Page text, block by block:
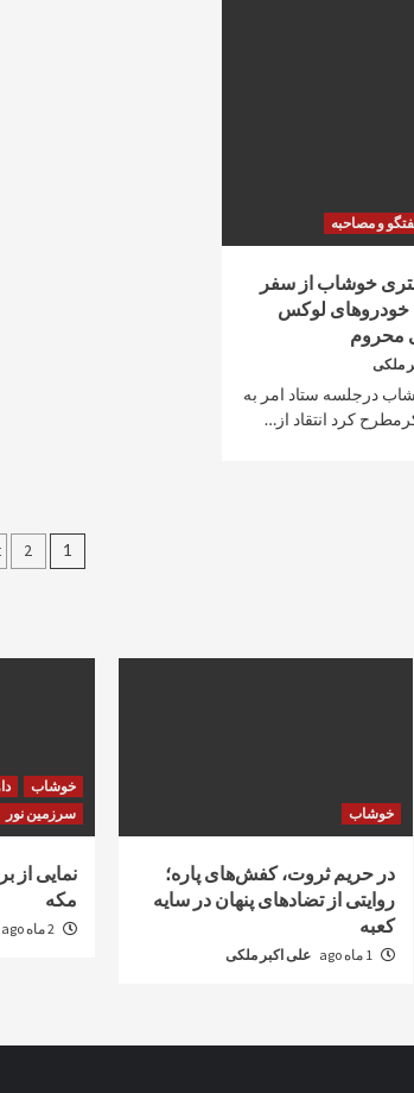
و مصاحبه
خوشاب از سفر
خودروهای لوکس
محروم
ملکی
درجلسه ستاد امر به
کرد انتقاد از…
1
2
خوشاب
در حریم ثروت، کفش‌های پاره؛
روایتی از تضادهای پنهان در سایه
کعبه
علی اکبر ملکی
خوشاب
سرزمین نور
نمایی از
مکه
2 ماه ago